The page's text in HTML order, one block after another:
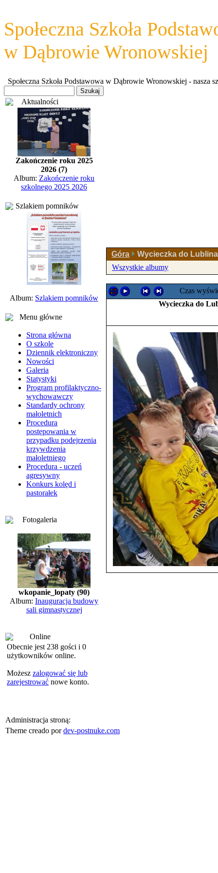
Społeczna Szkoła
w Dąbrowie Wronowskiej
Społeczna Szkoła Podstawowa w Dąbrowie Wronowskiej - nasza
Aktualności
Zakończenie roku 2025
2026 (7)
Album: Zakończenie roku
szkolnego 2025 2026
Szlakiem pomników
Album: Szlakiem pomników
Menu główne
Strona główna
O szkole
Dziennik elektroniczny
Nowości
Galeria
Statystyki
Program profilaktyczno-
wychowawczy
Standardy ochrony
małoletnich
Procedura
postępowania w
przypadku podejrzenia
krzywdzenia
małoletniego
Procedura - uczeń
agresywny
Konkurs kolęd i
pastorałek
Fotogaleria
wkopanie_lopaty (90)
Album: Inauguracja budowy
sali gimnastycznej
Online
Obecnie jest 238 gości i 0
użytkowników online.
Możesz zalogować się lub
zarejestrować nowe konto.
Góra
Wycieczka do Lublina
Wszystkie albumy
Czas
Wycieczka do
Administracja stroną:
Theme creado pordev-postnuke.com